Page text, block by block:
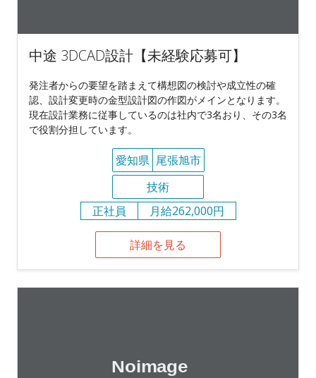
中途 3DCAD設計【未経験応募可】
発注者からの要望を踏まえて構想図の検討や成立性の確
認、設計変更時の金型設計図の作図がメインとなります。
現在設計業務に従事しているのは社内で3名おり、その3名
で役割分担しています。
愛知県 尾張旭市
技術
正社員
月給262,000円
詳細を見る